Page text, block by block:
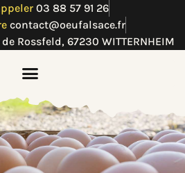
03 88 57 91 26
contact@oeufalsace.fr
Rossfeld, 67230 WITTERNHEIM